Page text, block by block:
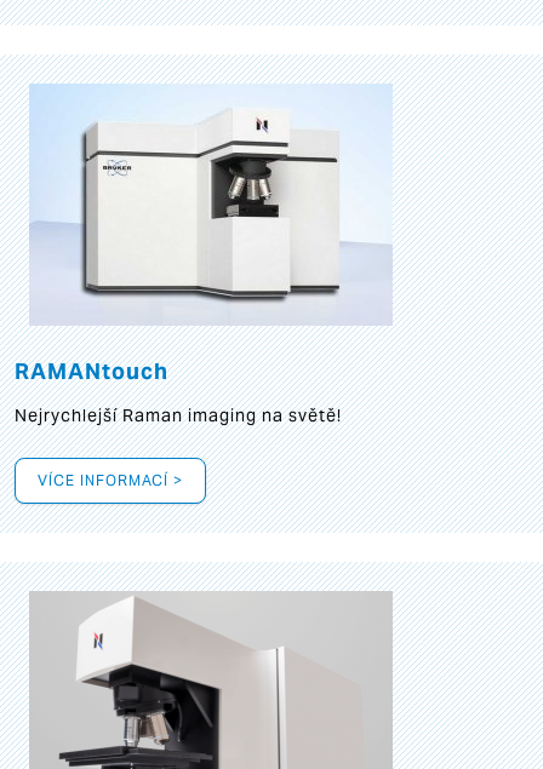
RAMANtouch
Nejrychlejší Raman imaging na světě!
VÍCE INFORMACÍ >